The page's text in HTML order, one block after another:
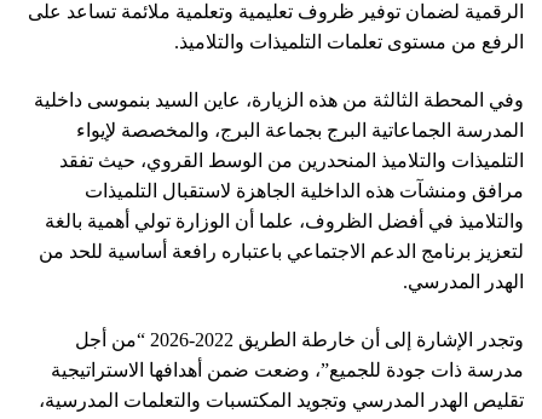
الرقمية لضمان توفير ظروف تعليمية وتعلمية ملائمة تساعد على
الرفع من مستوى تعلمات التلميذات والتلاميذ.
وفي المحطة الثالثة من هذه الزيارة، عاين السيد بنموسى داخلية
المدرسة الجماعاتية البرج بجماعة البرج، والمخصصة لإيواء
التلميذات والتلاميذ المنحدرين من الوسط القروي، حيث تفقد
مرافق ومنشآت هذه الداخلية الجاهزة لاستقبال التلميذات
والتلاميذ في أفضل الظروف، علما أن الوزارة تولي أهمية بالغة
لتعزيز برنامج الدعم الاجتماعي باعتباره رافعة أساسية للحد من
الهدر المدرسي.
وتجدر الإشارة إلى أن خارطة الطريق 2022-2026 “من أجل
مدرسة ذات جودة للجميع”، وضعت ضمن أهدافها الاستراتيجية
تقليص الهدر المدرسي وتجويد المكتسبات والتعلمات المدرسية،